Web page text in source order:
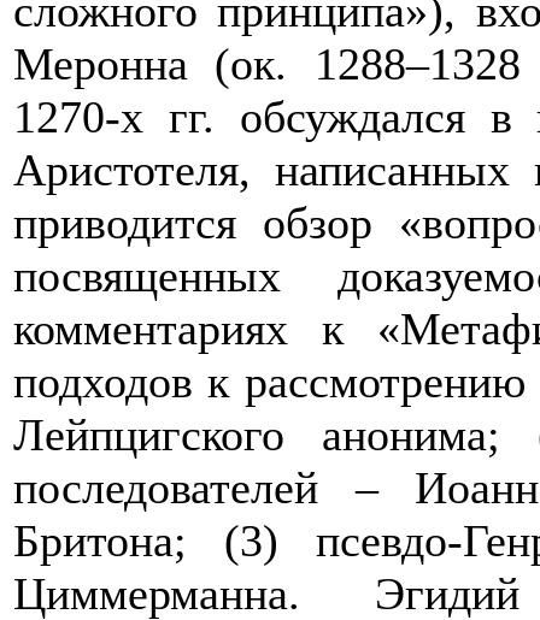
сложного принципа»),
Меронна (ок.
1270-х гг. обсуждался
Аристотеля,
приводится обзор
посвященных
комментариях к
подходов к рассмотрению
Лейпцигского
последователей –
Бритона; (3) псевдо-
Циммерманна.